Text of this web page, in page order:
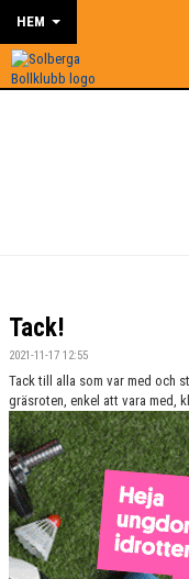
HEM
Tack!
2021-11-17 12:55
Tack till alla som var med och
gräsroten, enkel att vara med,